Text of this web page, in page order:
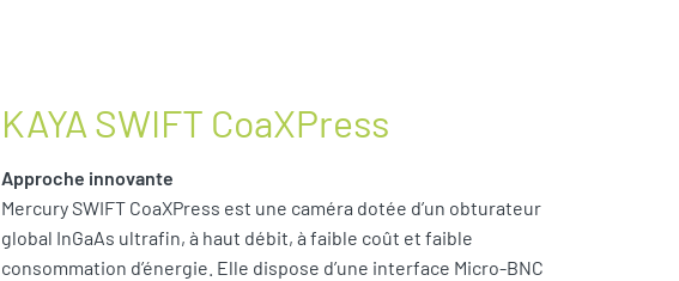
KAYA SWIFT CoaXPress
Approche innovante
Mercury SWIFT CoaXPress est une caméra dotée d’un obturateur
global InGaAs ultrafin, à haut débit, à faible coût et faible
consommation d’énergie. Elle dispose d’une interface Micro-BNC